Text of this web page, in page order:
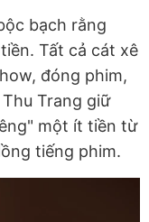
bạch rằng
Tất cả cát xê
đóng phim,
Trang giữ
một ít tiền từ
tiếng phim.